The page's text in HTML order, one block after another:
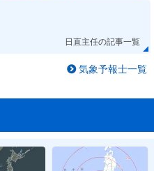
日直主任の記事一覧
気象予報士一覧